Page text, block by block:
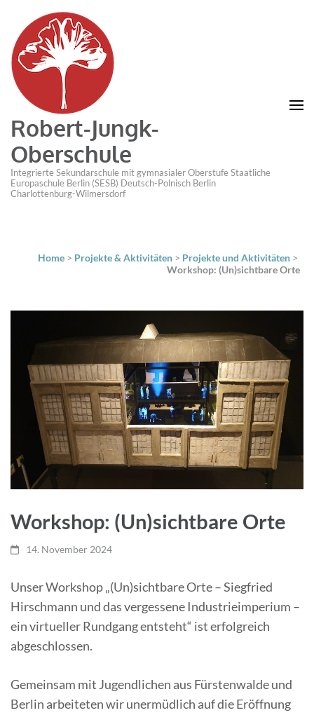
Robert-Jungk-
Oberschule
Integrierte Sekundarschule mit gymnasialer Oberstufe Staatliche
Europaschule Berlin (SESB) Deutsch-Polnisch Berlin
Charlottenburg-Wilmersdorf
Home > Projekte & Aktivitäten > Projekte und Aktivitäten >
Workshop: (Un)sichtbare Orte
Workshop: (Un)sichtbare Orte
14. November 2024
Unser Workshop „(Un)sichtbare Orte – Siegfried
Hirschmann und das vergessene Industrieimperium –
ein virtueller Rundgang entsteht“ ist erfolgreich
abgeschlossen.
Gemeinsam mit Jugendlichen aus Fürstenwalde und
Berlin arbeiteten wir unermüdlich auf die Eröffnung